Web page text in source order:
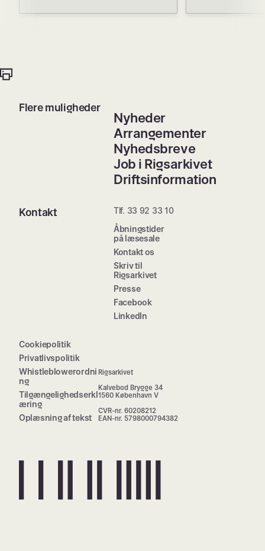
Flere muligheder
Nyheder
Arrangementer
Nyhedsbreve
Job i Rigsarkivet
Driftsinformation
Kontakt
Tlf. 33 92 33 10
Åbningstider
på læsesale
Kontakt os
Skriv til
Rigsarkivet
Presse
Facebook
LinkedIn
Cookiepolitik
Privatlivspolitik
Whistleblowerordni
ng
Tilgængelighedserkl
æring
Oplæsning af tekst
Rigsarkivet
Kalvebod Brygge 34
1560 København V
CVR-nr. 60208212
EAN-nr. 5798000794382